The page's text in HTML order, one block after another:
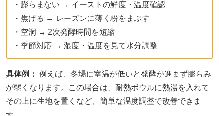
・膨らまない → イーストの鮮度・温度確認
・焦げる → レーズンに薄く粉をまぶす
・空洞 → 2次発酵時間を短縮
・季節対応 → 湿度・温度を見て水分調整
具体例： 例えば、冬場に室温が低いと発酵が進まず膨らみ
が弱くなります。この場合は、耐熱ボウルに熱湯を入れて
その上に生地を置くなど、簡単な温度調整で改善できま